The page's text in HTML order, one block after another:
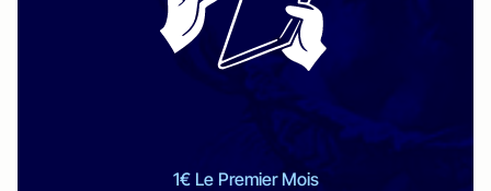
1€ Le Premier Mois